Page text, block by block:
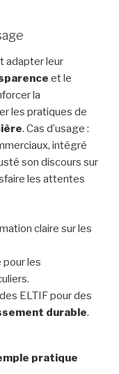
adapter leur
et le
la
les pratiques de
. Cas d’usage :
intégré
son discours sur
les attentes
claire sur les
pour les
ELTIF pour des
durable.
pratique